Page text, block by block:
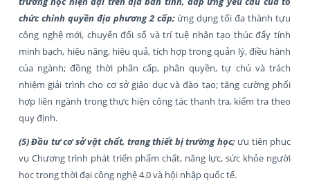
chức chính quyền địa phương 2 cấp;ứng dụng tối đa thành tựu
công nghệ mới, chuyển đổi số và trí tuệ nhân tạo thúc đẩy tính
minh bạch, hiệu năng, hiệu quả, tích hợp trong quản lý, điều hành
của ngành; đồng thời phân cấp, phân quyền, tự chủ và trách
nhiệm giải trình cho cơ sở giáo dục và đào tạo; tăng cường phối
hợp liên ngành trong thực hiện công tác thanh tra, kiểm tra theo
quy định.
(5) Đầu tư cơ sở vật chất, trang thiết bị trường học;ưu tiên phục
vụ Chương trình phát triển phẩm chất, năng lực, sức khỏe người
học trong thời đại công nghệ 4.0 và hội nhập quốc tế.